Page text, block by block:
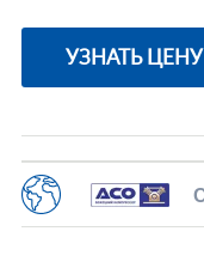
УЗНАТЬ ЦЕНУ